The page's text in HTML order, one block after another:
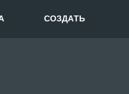
СОЗДАТЬ